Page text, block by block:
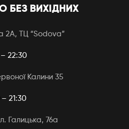
ВИХІДНИХ
2А, ТЦ “Sodova”
22:30
Калини 35
21:30
Галицька, 76а